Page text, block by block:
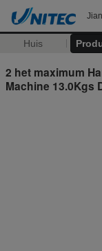
Huis
2 het maximum
Machine 13.0Kgs